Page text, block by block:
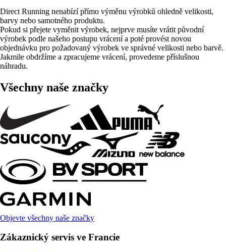
Direct Running nenabízí přímo výměnu výrobků ohledně velikosti,
barvy nebo samotného produktu.
Pokud si přejete vyměnit výrobek, nejprve musíte vrátit původní
výrobek podle našeho postupu vrácení a poté provést novou
objednávku pro požadovaný výrobek ve správné velikosti nebo barvě.
Jakmile obdržíme a zpracujeme vrácení, provedeme příslušnou
náhradu.
Všechny naše značky
Objevte všechny naše značky
Zákaznický servis ve Francie